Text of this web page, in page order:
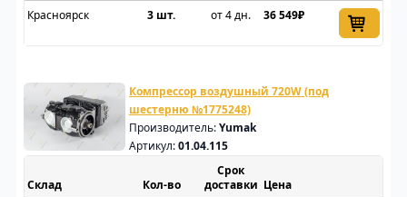
Красноярск
3 шт. от 4 дн. 36 549₽
Компрессор воздушный 720W (под
шестерню №1775248)
Производитель:Yumak
Артикул:01.04.115
Склад
Срок
доставки Цена